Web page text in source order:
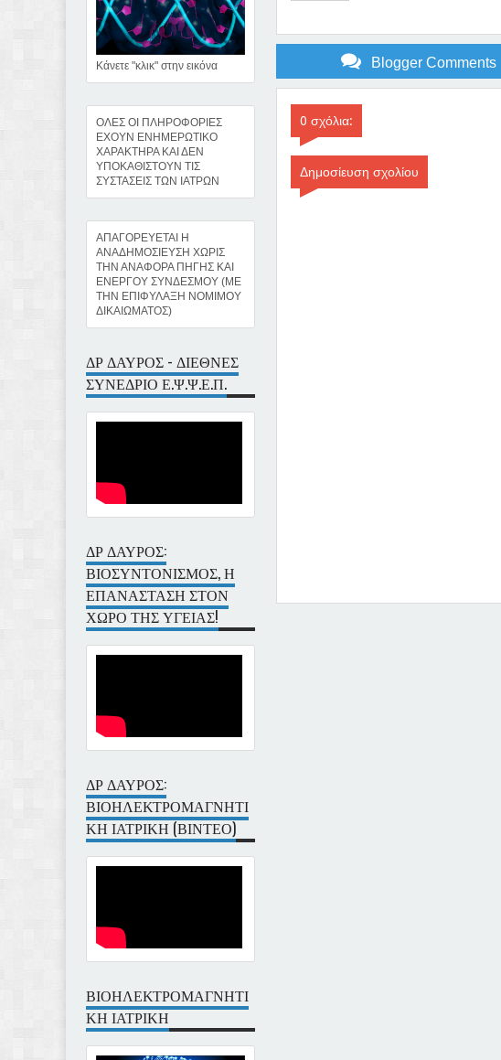
Blogger Comments
0 σχόλια:
Δημοσίευση σχολίου
Κάνετε "κλικ" στην εικόνα
ΟΛΕΣ ΟΙ ΠΛΗΡΟΦΟΡΙΕΣ
ΕΧΟΥΝ ΕΝΗΜΕΡΩΤΙΚΟ
ΧΑΡΑΚΤΗΡΑ ΚΑΙ ΔΕΝ
ΥΠΟΚΑΘΙΣΤΟΥΝ ΤΙΣ
ΣΥΣΤΑΣΕΙΣ ΤΩΝ ΙΑΤΡΩΝ
ΑΠΑΓΟΡΕΥΕΤΑΙ Η
ΑΝΑΔΗΜΟΣΙΕΥΣΗ ΧΩΡΙΣ
ΤΗΝ ΑΝΑΦΟΡΑ ΠΗΓΗΣ ΚΑΙ
ΕΝΕΡΓΟΥ ΣΥΝΔΕΣΜΟΥ (ΜΕ
ΤΗΝ ΕΠΙΦΥΛΑΞΗ ΝΟΜΙΜΟΥ
ΔΙΚΑΙΩΜΑΤΟΣ)
ΔΡ ΔΑΥΡΟΣ - ΔΙΕΘΝΕΣ
ΣΥΝΕΔΡΙΟ Ε.Ψ.Ψ.Ε.Π.
ΔΡ ΔΑΥΡΟΣ:
ΒΙΟΣΥΝΤΟΝΙΣΜΟΣ, Η
ΕΠΑΝΑΣΤΑΣΗ ΣΤΟΝ
ΧΩΡΟ ΤΗΣ ΥΓΕΙΑΣ!
ΔΡ ΔΑΥΡΟΣ:
ΒΙΟΗΛΕΚΤΡΟΜΑΓΝΗΤΙ
ΚΗ ΙΑΤΡΙΚΗ (ΒΙΝΤΕΟ)
ΒΙΟΗΛΕΚΤΡΟΜΑΓΝΗΤΙ
ΚΗ ΙΑΤΡΙΚΗ